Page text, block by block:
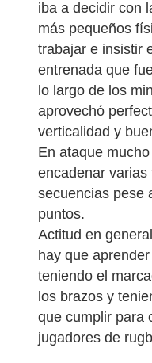
iba a decidir con
más pequeños
trabajar e insistir
entrenada que
lo largo de los
aprovechó
verticalidad y
En ataque
encadenar
secuencias pese
puntos.
Actitud en
hay que
teniendo el
los brazos y
que cumplir para
jugadores de